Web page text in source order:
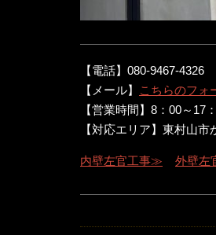
【電話】080-9467-4326
【メール】
こちらのフォ
【営業時間】8：00～17
【対応エリア】東村山市
内壁左官工事≫ 外壁左